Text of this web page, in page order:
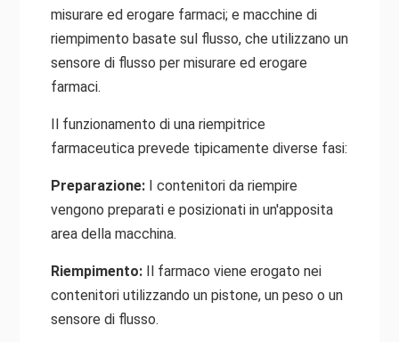
misurare ed erogare farmaci; e macchine di
riempimento basate sul flusso, che utilizzano un
sensore di flusso per misurare ed erogare
farmaci.
Il funzionamento di una riempitrice
farmaceutica prevede tipicamente diverse fasi:
Preparazione:I contenitori da riempire
vengono preparati e posizionati in un'apposita
area della macchina.
Riempimento:Il farmaco viene erogato nei
contenitori utilizzando un pistone, un peso o un
sensore di flusso.